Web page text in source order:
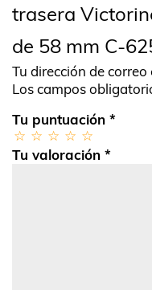
trasera
de 58 mm C-
Tu dirección de
Los campos
Tu puntuación *
Tu valoración *